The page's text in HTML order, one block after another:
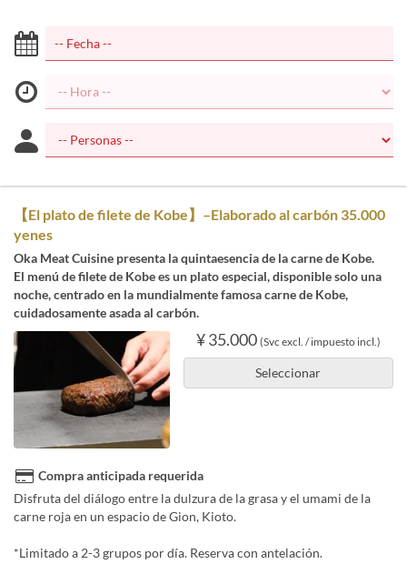
【El plato de filete de Kobe】–Elaborado al carbón 35.000
yenes
Oka Meat Cuisine presenta la quintaesencia de la carne de Kobe.
El menú de filete de Kobe es un plato especial, disponible solo una
noche, centrado en la mundialmente famosa carne de Kobe,
cuidadosamente asada al carbón.
¥ 35.000 (Svc excl. / impuesto incl.)
Seleccionar
Compra anticipada requerida
Disfruta del diálogo entre la dulzura de la grasa y el umami de la
carne roja en un espacio de Gion, Kioto.
*Limitado a 2-3 grupos por día. Reserva con antelación.